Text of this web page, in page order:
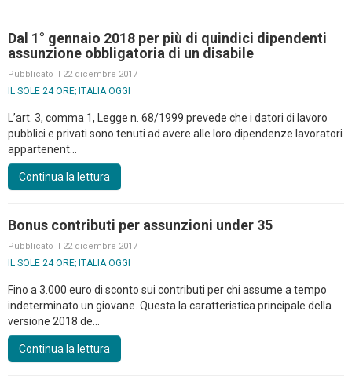
Dal 1° gennaio 2018 per più di quindici dipendenti
assunzione obbligatoria di un disabile
Pubblicato il 22 dicembre 2017
IL SOLE 24 ORE; ITALIA OGGI
L’art. 3, comma 1, Legge n. 68/1999 prevede che i datori di lavoro
pubblici e privati sono tenuti ad avere alle loro dipendenze lavoratori
appartenent...
Continua la lettura
Bonus contributi per assunzioni under 35
Pubblicato il 22 dicembre 2017
IL SOLE 24 ORE; ITALIA OGGI
Fino a 3.000 euro di sconto sui contributi per chi assume a tempo
indeterminato un giovane. Questa la caratteristica principale della
versione 2018 de...
Continua la lettura